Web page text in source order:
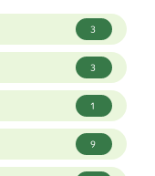
3
3
1
9